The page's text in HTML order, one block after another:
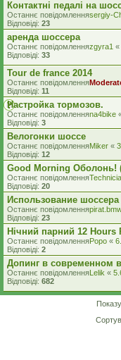
Контактні педалі на
Останнє повідомленняsergiy-
Відповіді: 23
аренда шоссера
Останнє повідомленняzgyra1 «
Відповіді: 33
Tour de france 2014
Останнє повідомлення
Відповіді: 11
Настройка тормозов.
Останнє повідомленняna4bike
Відповіді: 3
Велогонки шоссе
Останнє повідомленняMiker «
Відповіді: 12
Good Morning Оболонь!
Останнє повідомлення
Відповіді: 20
Использование шоссера
Останнє повідомлення
Відповіді: 23
Нічний парний 12 Hours
Останнє повідомленняPopo «
Відповіді: 2
Допинг в современном
Останнє повідомленняLelik «
Відповіді: 682